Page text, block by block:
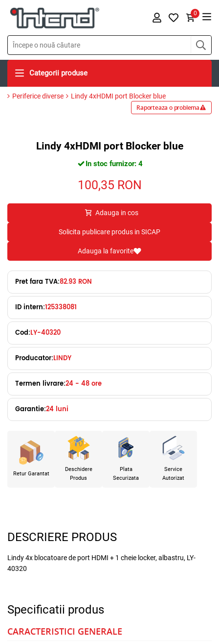
0
Categorii produse
Periferice diverse Lindy 4xHDMI port Blocker blue
Raporteaza o problema
Lindy 4xHDMI port Blocker blue
In stoc furnizor: 4
100,35 RON
Adauga in cos
Solicita publicare produs in SICAP
Adauga la favorite
Pret fara TVA:82.93 RON
ID intern:125338081
Cod:LY-40320
Producator:LINDY
Termen livrare:24 - 48 ore
Garantie:24 luni
Retur Garantat
Deschidere
Produs
Plata
Securizata
Service
Autorizat
DESCRIERE PRODUS
Lindy 4x blocatoare de port HDMI + 1 cheie locker, albastru, LY-
40320
Specificatii produs
CARACTERISTICI GENERALE